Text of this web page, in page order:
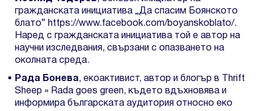
гражданската инициатива „Да спасим Боянското
блато“ https://www.facebook.com/boyanskoblato/.
Наред с гражданската инициатива той е автор на
научни изследвания, свързани с опазването на
околната среда.
Рада Бонева, екоактивист, автор и блогър в Thrift
Sheep » Rada goes green, където вдъхновява и
информира българската аудитория относно еко